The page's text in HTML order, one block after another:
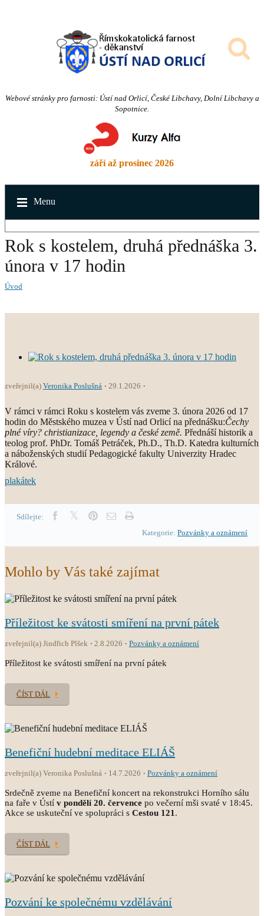
Webové stránky pro farnosti: Ústí nad Orlicí, České Libchavy, Dolní Libchavy a
Sopotnice.
září až prosinec 2026
Menu
Rok s kostelem, druhá přednáška 3.
února v 17 hodin
Úvod
zveřejnil(a) Veronika Poslušná 29.1.2026
V rámci v rámci Roku s kostelem vás zveme 3. února 2026 od 17
hodin do Městského muzea v Ústí nad Orlicí na přednášku:Čechy
plné víry? christianizace, legendy a české země. Přednáší historik a
teolog prof. PhDr. Tomáš Petráček, Ph.D., Th.D. Katedra kulturních
a náboženských studií Pedagogické fakulty Univerzity Hradec
Králové.
plakátek
Sdílejte:
Kategorie: Pozvánky a oznámení
Mohlo by Vás také zajímat
Příležitost ke svátosti smíření na první pátek
zveřejnil(a) Jindřich Plšek 2.8.2026 Pozvánky a oznámení
Příležitost ke svátosti smíření na první pátek
ČÍST DÁL
Benefiční hudební meditace ELIÁŠ
zveřejnil(a) Veronika Poslušná 14.7.2026 Pozvánky a oznámení
Srdečně zveme na Benefiční koncert na rekonstrukci Horního sálu
na faře v Ústí v pondělí 20. července po večerní mši svaté v 18:45.
Akce se uskuteční ve spolupráci s Cestou 121 .
ČÍST DÁL
Pozvání ke společnému vzdělávání